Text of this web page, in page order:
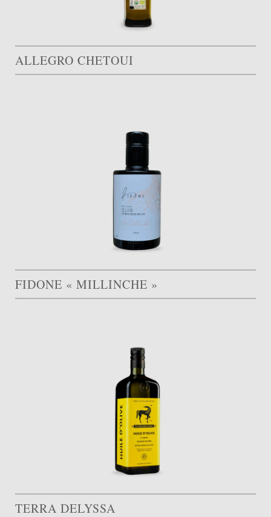
ALLEGRO CHETOUI
FIDONE « MILLINCHE »
TERRA DELYSSA